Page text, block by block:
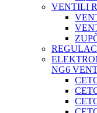
VENTILI
NG6